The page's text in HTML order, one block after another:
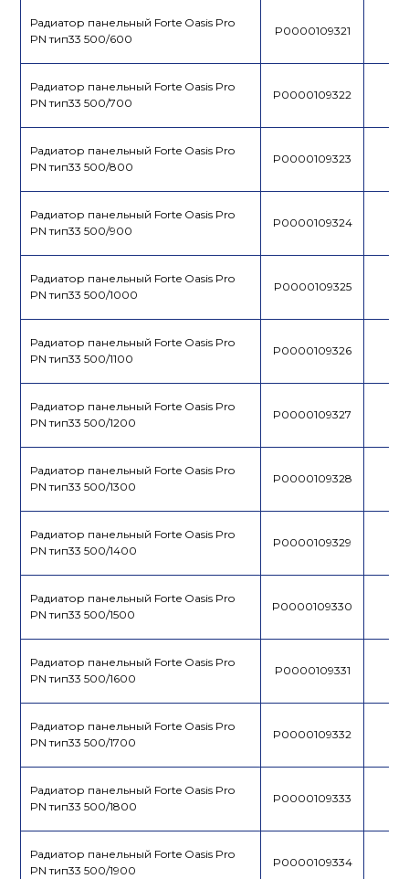
Радиатор панельный Forte Oasis Pro
PN тип33 500/600
P0000109321
Радиатор панельный Forte Oasis Pro
PN тип33 500/700
P0000109322
Радиатор панельный Forte Oasis Pro
PN тип33 500/800
P0000109323
Радиатор панельный Forte Oasis Pro
PN тип33 500/900
P0000109324
Радиатор панельный Forte Oasis Pro
PN тип33 500/1000
P0000109325
Радиатор панельный Forte Oasis Pro
PN тип33 500/1100
P0000109326
Радиатор панельный Forte Oasis Pro
PN тип33 500/1200
P0000109327
Радиатор панельный Forte Oasis Pro
PN тип33 500/1300
P0000109328
Радиатор панельный Forte Oasis Pro
PN тип33 500/1400
P0000109329
Радиатор панельный Forte Oasis Pro
PN тип33 500/1500
P0000109330
Радиатор панельный Forte Oasis Pro
PN тип33 500/1600
P0000109331
Радиатор панельный Forte Oasis Pro
PN тип33 500/1700
P0000109332
Радиатор панельный Forte Oasis Pro
PN тип33 500/1800
P0000109333
Радиатор панельный Forte Oasis Pro
PN тип33 500/1900
P0000109334